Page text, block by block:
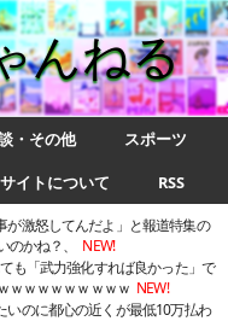
んねる
・その他
スポーツ
イトについて RSS
が激怒してんだよ」と報道特集の
かね？、
NEW!
も「武力強化すれば良かった」で
ｗｗｗｗｗｗｗｗｗ NEW!
いのに都心の近くが最低10万払わ